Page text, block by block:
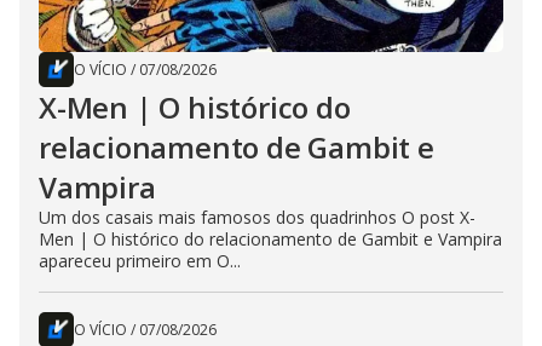
O VÍCIO / 07/08/2026
X-Men | O histórico do
relacionamento de Gambit e
Vampira
Um dos casais mais famosos dos quadrinhos O post X-
Men | O histórico do relacionamento de Gambit e Vampira
apareceu primeiro em O...
O VÍCIO / 07/08/2026